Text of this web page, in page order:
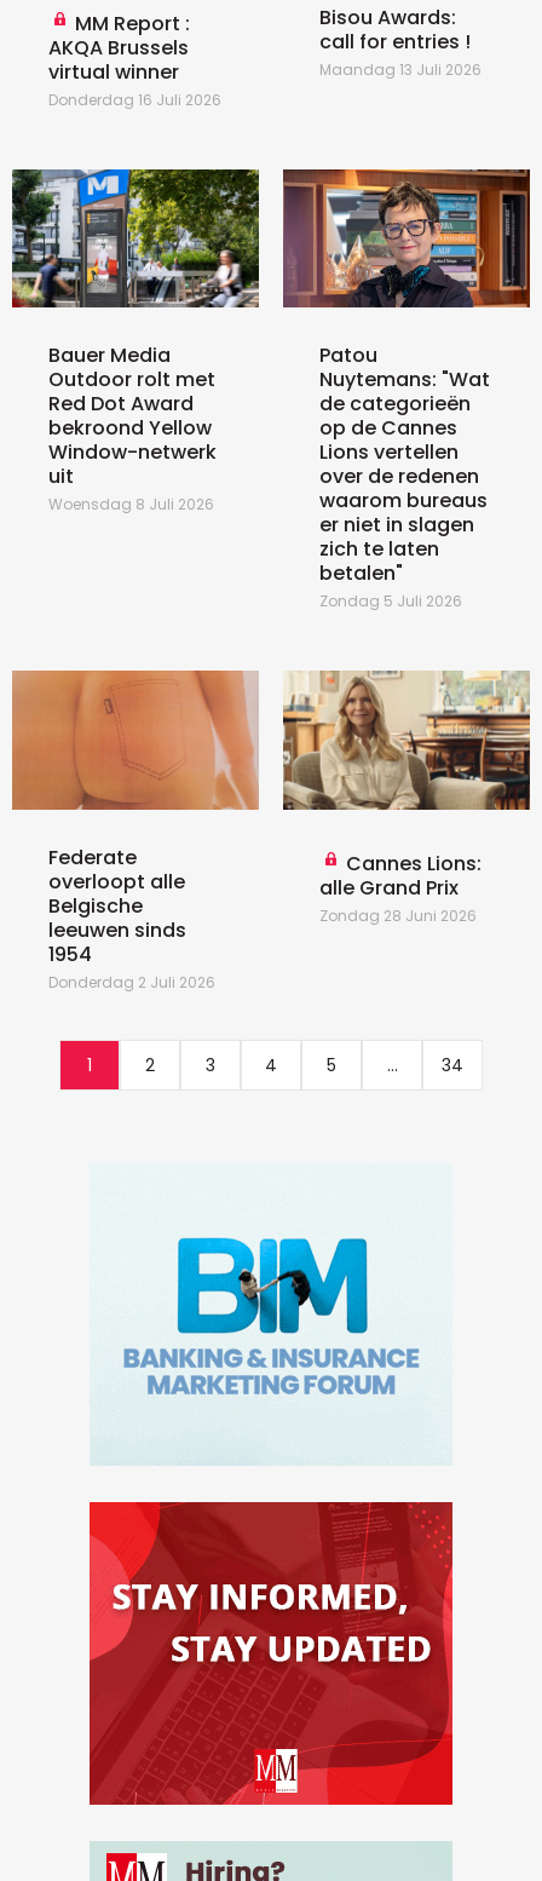
MM Report :
AKQA Brussels
virtual winner
Donderdag 16 Juli 2026
Bisou Awards:
call for entries !
Maandag 13 Juli 2026
Bauer Media
Outdoor rolt met
Red Dot Award
bekroond Yellow
Window-netwerk
uit
Woensdag 8 Juli 2026
Patou
Nuytemans: "Wat
de categorieën
op de Cannes
Lions vertellen
over de redenen
waarom bureaus
er niet in slagen
zich te laten
betalen"
Zondag 5 Juli 2026
Federate
overloopt alle
Belgische
leeuwen sinds
1954
Donderdag 2 Juli 2026
Cannes Lions:
alle Grand Prix
Zondag 28 Juni 2026
1 2 3 4 5 ... 34